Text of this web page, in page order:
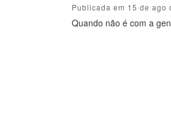
Publicada em 15 de ago
Quando não é com a